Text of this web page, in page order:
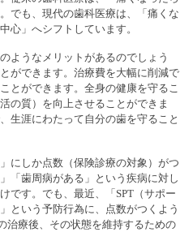
でも、現代の歯科医療は、「痛くな
心」へシフトしています。
ようなメリットがあるのでしょう
ができます。治療費を大幅に削減で
とができます。全身の健康を守るこ
の質）を向上させることができま
生涯にわたって自分の歯を守ること
にしか点数（保険診療の対象）がつ
「歯周病がある」という疾病に対し
です。でも、最近、「SPT（サポー
という予防行為に、点数がつくよう
治療後、その状態を維持するための